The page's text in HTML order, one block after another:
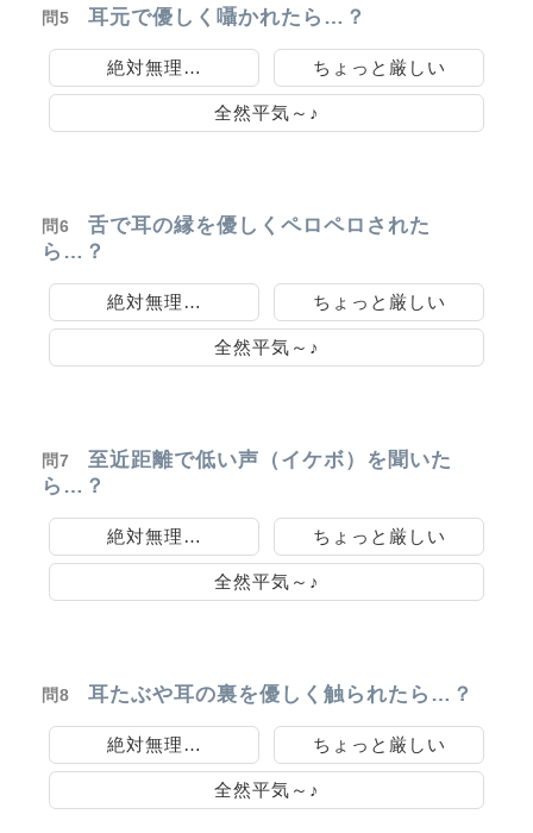
問5 耳元で優しく囁かれたら…？
絶対無理… ちょっと厳しい
全然平気～♪
問6
舌で耳の縁を優しくペロペロされた
ら…？
絶対無理… ちょっと厳しい
全然平気～♪
問7
至近距離で低い声（イケボ）を聞いた
ら…？
絶対無理… ちょっと厳しい
全然平気～♪
問8 耳たぶや耳の裏を優しく触られたら…？
絶対無理… ちょっと厳しい
全然平気～♪